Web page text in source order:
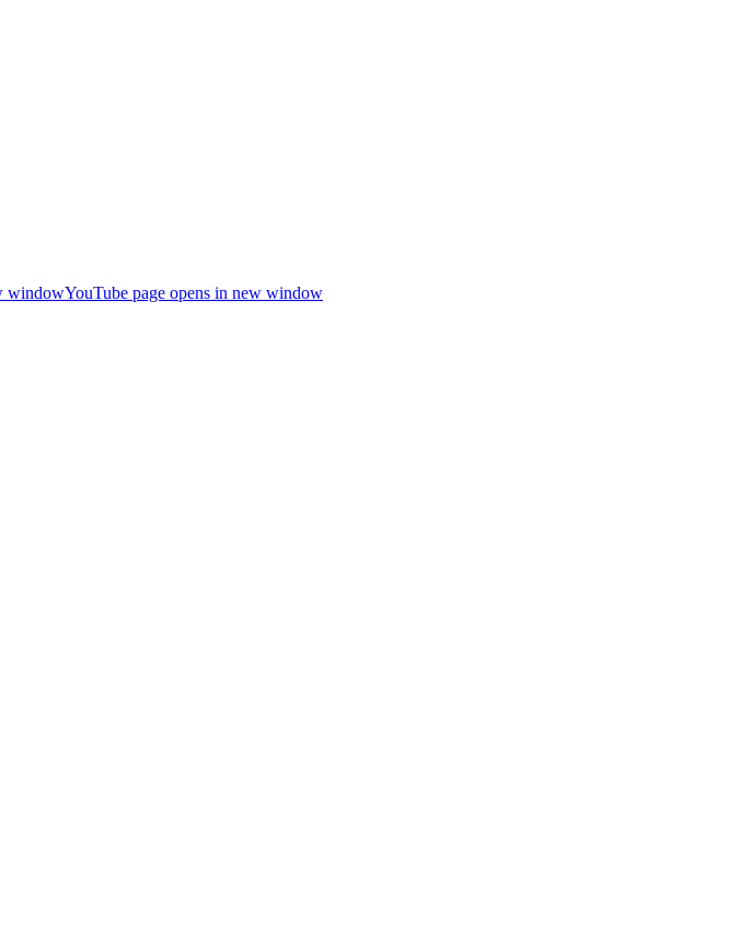
windowYouTube page opens in new window